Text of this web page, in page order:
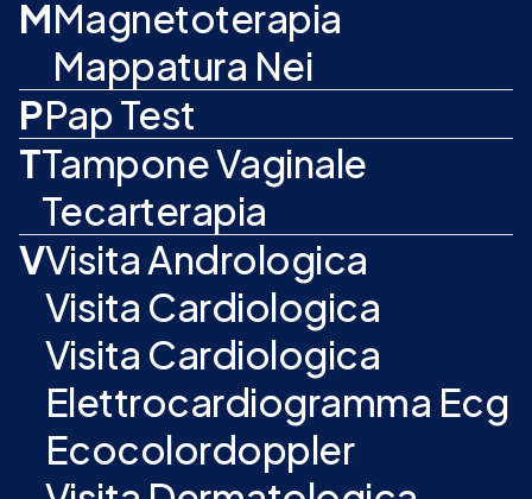
MMagnetoterapia
Mappatura Nei
PPap Test
TTampone Vaginale
Tecarterapia
VVisita Andrologica
Visita Cardiologica
Visita Cardiologica
Elettrocardiogramma Ecg
Ecocolordoppler